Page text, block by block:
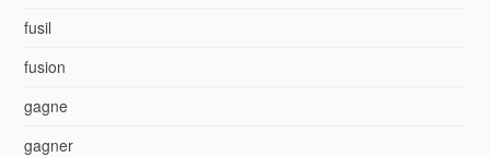
fusil
fusion
gagne
gagner